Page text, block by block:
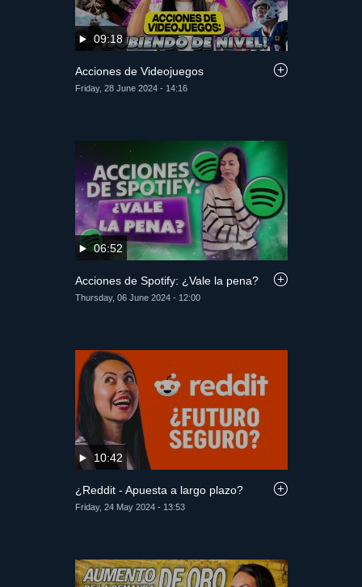
09:18
Acciones de Videojuegos
Friday, 28 June 2024 - 14:16
06:52
Acciones de Spotify: ¿Vale la pena?
Thursday, 06 June 2024 - 12:00
10:42
¿Reddit - Apuesta a largo plazo?
Friday, 24 May 2024 - 13:53